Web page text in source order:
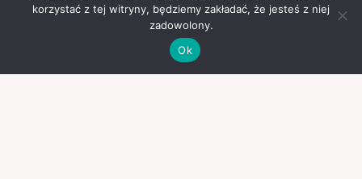
korzystać z tej witryny, będziemy zakładać, że jesteś z niej
zadowolony.
Ok